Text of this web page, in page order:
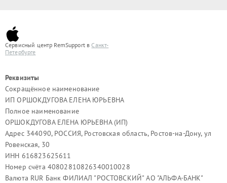
Сервисный центр RemSupport вСанкт-
Петербурге
Реквизиты
Сокращённое наименование
ИП ОРШОКДУГОВА ЕЛЕНА ЮРЬЕВНА
Полное наименование
ОРШОКДУГОВА ЕЛЕНА ЮРЬЕВНА (ИП)
Адрес 344090, РОССИЯ, Ростовская область, Ростов-на-Дону, ул
Ровенская, 30
ИНН 616823625611
Номер счёта 40802810826340010028
Валюта RUR Банк ФИЛИАЛ "РОСТОВСКИЙ" АО "АЛЬФА-БАНК"